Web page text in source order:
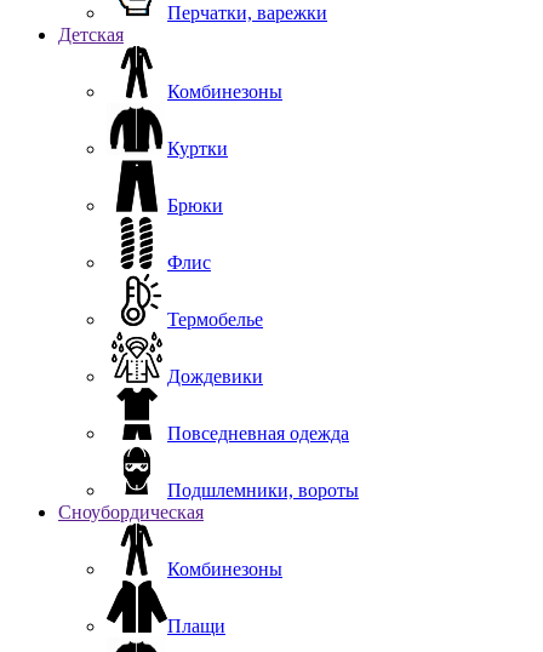
Перчатки, варежки
Детская
Комбинезоны
Куртки
Брюки
Флис
Термобелье
Дождевики
Повседневная одежда
Подшлемники, вороты
Сноубордическая
Комбинезоны
Плащи